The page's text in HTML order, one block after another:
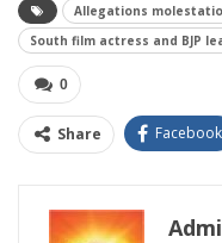
Allegations
South film actress and BJP
0
Share Facebook